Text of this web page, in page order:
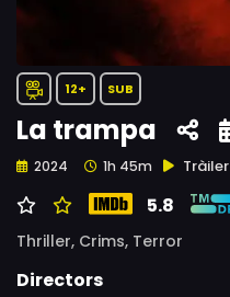
12+ SUB
La trampa
2024 1h 45m Tràiler
5.8
Thriller, Crims, Terror
Directors